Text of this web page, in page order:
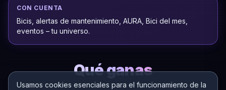
Usamos cookies esenciales para el funcionamiento de la
CON CUENTA
Bicis, alertas de mantenimiento, AURA, Bici del mes,
eventos – tu universo.
Qué ganas